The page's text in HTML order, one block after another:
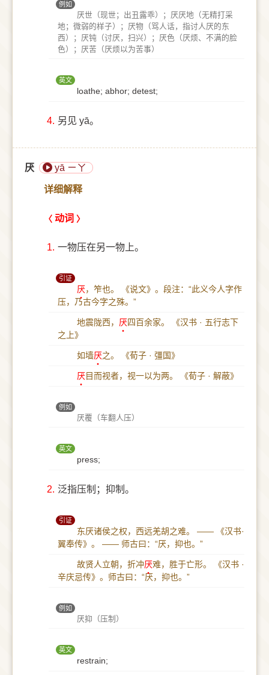
例如
厌世（现世；出丑露乖）；厌厌地（无精打采
地；微弱的样子）；厌物（骂人话，指讨人厌的东
西）；厌钝（讨厌，扫兴）；厌色（厌烦、不满的脸
色）；厌苦（厌烦以为苦事）
英文
loathe; abhor; detest;
4. 另见 yā。
厌 yā ㄧㄚ
详细解释
动词
1. 一物压在另一物上。
引证
厌，笮也。
《说文》。段注：“此义今人字作
压，乃古今字之殊。”
地震陇西， 厌四百余家。
《汉书 · 五行志下
之上》
如墙厌之。 《荀子 · 彊国》
厌目而视者，视一以为两。 《荀子 · 解蔽》
例如
厌覆（车翻人压）
英文
press;
2. 泛指压制；抑制。
引证
东厌诸侯之权，西远羌胡之难。 —— 《汉书·
翼奉传》。 —— 师古曰：“厌，抑也。”
故贤人立朝，折冲厌难，胜于亡形。
《汉书 ·
辛庆忌传》。师古曰：“厌，抑也。”
例如
厌抑（压制）
英文
restrain;